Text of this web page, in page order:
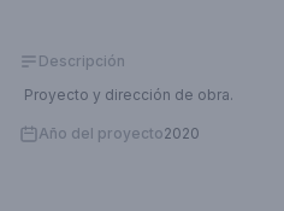
Descripción
Proyecto y dirección de obra.
Año del proyecto2020